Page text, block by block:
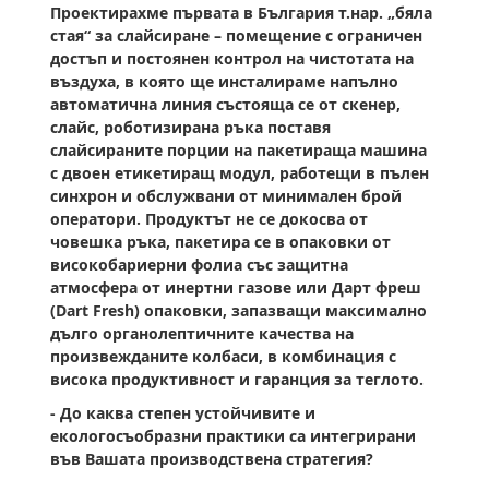
Проектирахме първата в България т.нар. „бяла
стая“ за слайсиране – помещение с ограничен
достъп и постоянен контрол на чистотата на
въздуха, в която ще инсталираме напълно
автоматична линия състояща се от скенер,
слайс, роботизирана ръка поставя
слайсираните порции на пакетираща машина
с двоен етикетиращ модул, работещи в пълен
синхрон и обслужвани от минимален брой
оператори. Продуктът не се докосва от
човешка ръка, пакетира се в опаковки от
високобариерни фолиа със защитна
атмосфера от инертни газове или Дарт фреш
(Dart Fresh) опаковки, запазващи максимално
дълго органолептичните качества на
произвежданите колбаси, в комбинация с
висока продуктивност и гаранция за теглото.
- До каква степен устойчивите и
екологосъобразни практики са интегрирани
във Вашата производствена стратегия?